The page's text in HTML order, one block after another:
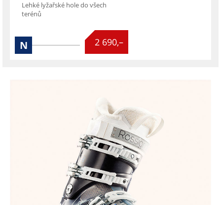
Lehké lyžařské hole do všech
terénů
N

2 690,–